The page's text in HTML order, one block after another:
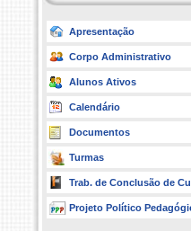
Apresentação
Corpo Administrativo
Alunos Ativos
Calendário
Documentos
Turmas
Trab. de Conclusão de
Projeto Político